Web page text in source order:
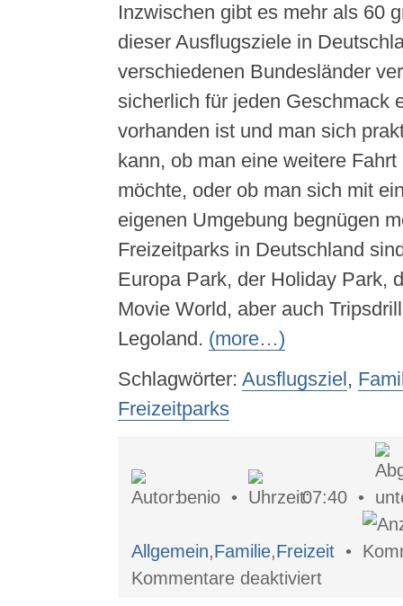
Inzwischen gibt es mehr als 60
dieser Ausflugsziele in
verschiedenen Bundesländer
sicherlich für jeden Geschmack
vorhanden ist und man sich
kann, ob man eine weitere
möchte, oder ob man sich mit
eigenen Umgebung begnügen
Freizeitparks in Deutschland
Europa Park, der Holiday Park,
Movie World, aber auch
Legoland. (more…)
Schlagwörter: Ausflugsziel,
Freizeitparks
benio • 07:40 •
Allgemein,Familie,Freizeit•
Kommentare deaktiviertFreizeitspaß